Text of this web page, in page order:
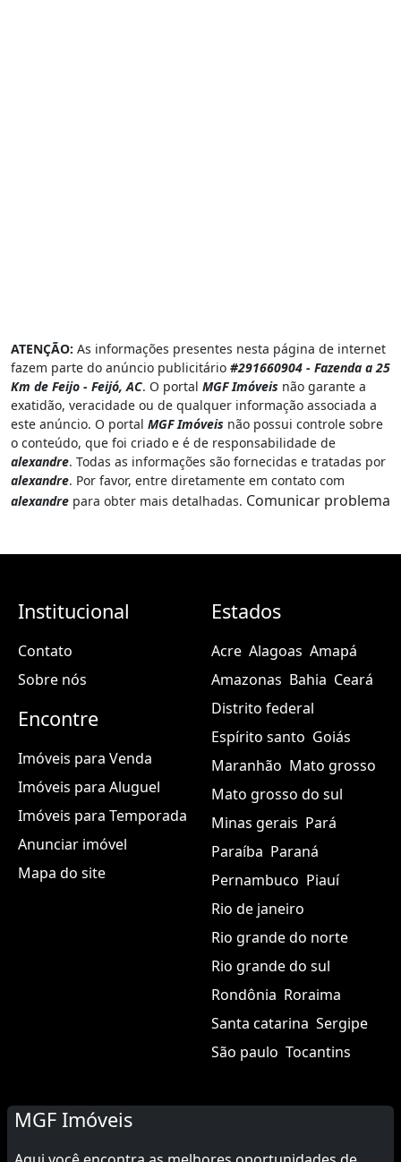
ATENÇÃO: As informações presentes nesta página de internet
fazem parte do anúncio publicitário #291660904 - Fazenda a 25
Km de Feijo - Feijó, AC. O portal MGF Imóveis não garante a
exatidão, veracidade ou de qualquer informação associada a
este anúncio. O portal MGF Imóveis não possui controle sobre
o conteúdo, que foi criado e é de responsabilidade de
alexandre. Todas as informações são fornecidas e tratadas por
alexandre. Por favor, entre diretamente em contato com
alexandre para obter mais detalhadas. Comunicar problema
Institucional
Contato
Sobre nós
Encontre
Imóveis para Venda
Imóveis para Aluguel
Imóveis para Temporada
Anunciar imóvel
Mapa do site
Estados
Acre Alagoas Amapá
Amazonas Bahia Ceará
Distrito federal
Espírito santo Goiás
Maranhão Mato grosso
Mato grosso do sul
Minas gerais Pará
Paraíba Paraná
Pernambuco Piauí
Rio de janeiro
Rio grande do norte
Rio grande do sul
Rondônia Roraima
Santa catarina Sergipe
São paulo Tocantins
MGF Imóveis